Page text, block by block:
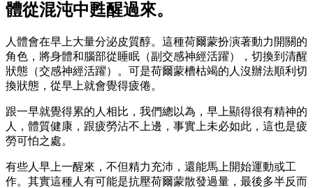
體從混沌中甦醒過來。
人體會在早上大量分泌皮質醇。這種荷爾蒙扮演著動力開關的
角色，將身體和腦部從睡眠（副交感神經活躍），切換到清醒
狀態（交感神經活躍）。可是荷爾蒙槽枯竭的人沒辦法順利切
換狀態，從早上就會覺得疲倦。
跟一早就覺得累的人相比，我們總以為，早上顯得很有精神的
人，體質健康，跟疲勞沾不上邊，事實上未必如此，這也是疲
勞可怕之處。
有些人早上一醒來，不但精力充沛，還能馬上開始運動或工
作。其實這種人有可能是抗壓荷爾蒙散發過量，最後多半反而